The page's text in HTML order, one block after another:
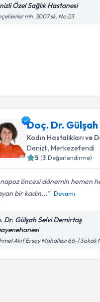
Özel Sağlık Hastanesi
mh. 3007 sk. No:23
Doç. Dr.
Kadın Hastalıkları ve
Denizli, Merkezefendi
5 (3 Değerlendirme)
öncesi dönemin hemen
bir kadın...
Devamı
Dr. Gülşah Selvi Demirtaş
Akif Ersoy Mahallesi 66-1 Sokak